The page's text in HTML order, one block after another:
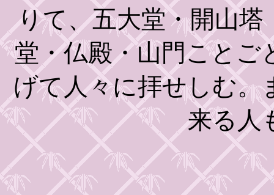
りて、五大堂・開山
堂・仏殿・山門ことご
げて人々に拝せしむ。
来る人